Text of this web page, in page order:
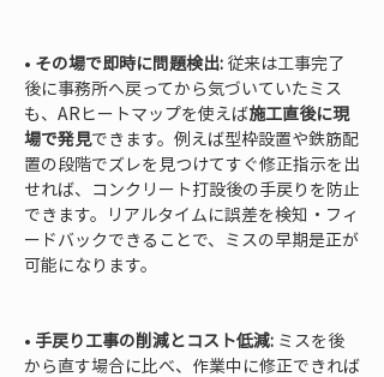
• その場で即時に問題検出: 従来は工事完了
後に事務所へ戻ってから気づいていたミス
も、ARヒートマップを使えば施工直後に現
場で発見できます。例えば型枠設置や鉄筋配
置の段階でズレを見つけてすぐ修正指示を出
せれば、コンクリート打設後の手戻りを防止
できます。リアルタイムに誤差を検知・フィ
ードバックできることで、ミスの早期是正が
可能になります。
• 手戻り工事の削減とコスト低減: ミスを後
から直す場合に比べ、作業中に修正できれば